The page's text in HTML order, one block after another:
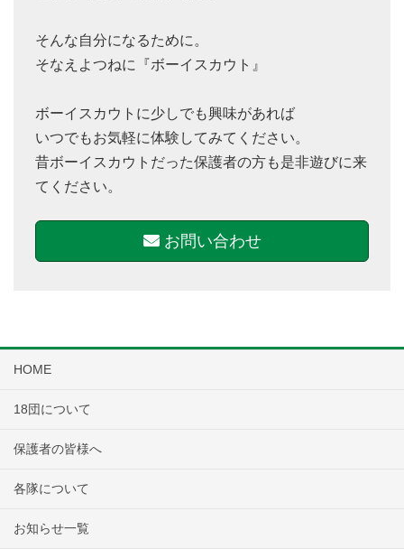
そんな自分になるために。
そなえよつねに『ボーイスカウト』
ボーイスカウトに少しでも興味があれば
いつでもお気軽に体験してみてください。
昔ボーイスカウトだった保護者の方も是非遊びに来
てください。
お問い合わせ
HOME
18団について
保護者の皆様へ
各隊について
お知らせ一覧